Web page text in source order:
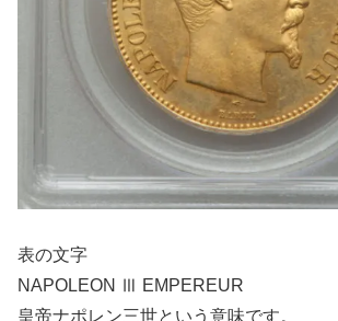
表の文字
NAPOLEON Ⅲ EMPEREUR
皇帝ナポレン三世という意味です。